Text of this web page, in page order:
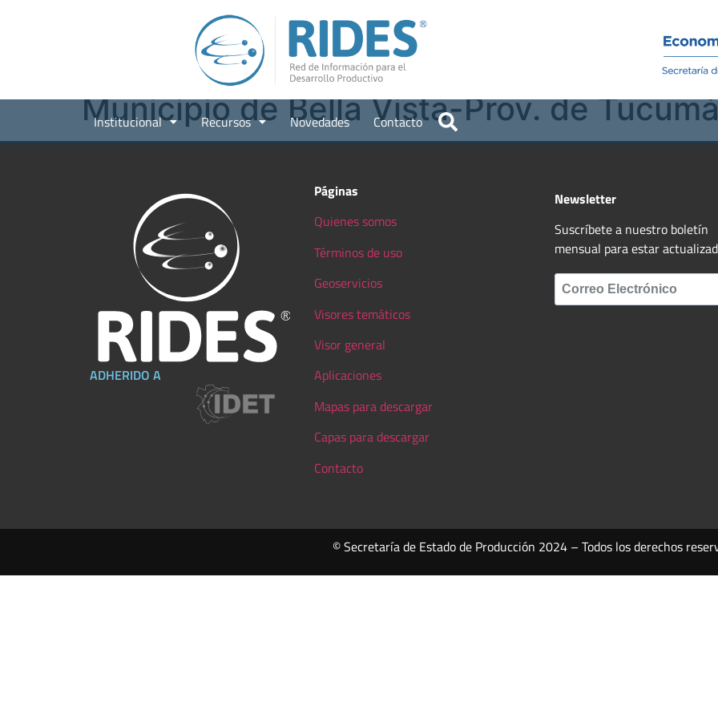
Institucional Recursos Novedades Contacto
Municipio de Bella Vista-Prov. de
ADHERIDO A
Páginas
Quienes somos
Términos de uso
Geoservicios
Visores temáticos
Visor general
Aplicaciones
Mapas para descargar
Capas para descargar
Contacto
Newsletter
Suscríbete a nuestro boletín
mensual para estar
© Secretaría de Estado de Producción 2024 – Todos los derechos